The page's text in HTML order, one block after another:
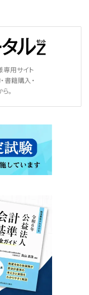
専用サイト
書籍購入・
。